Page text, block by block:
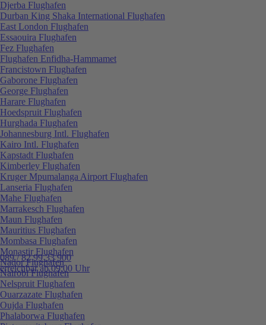
089 / 82 99 33 900
erreichbar ab 09:00 Uhr
Djerba Flughafen
Durban King Shaka International Flughafen
East London Flughafen
Essaouira Flughafen
Fez Flughafen
Flughafen Enfidha-Hammamet
Francistown Flughafen
Gaborone Flughafen
George Flughafen
Harare Flughafen
Hoedspruit Flughafen
Hurghada Flughafen
Johannesburg Intl. Flughafen
Kairo Intl. Flughafen
Kapstadt Flughafen
Kimberley Flughafen
Kruger Mpumalanga Airport Flughafen
Lanseria Flughafen
Mahe Flughafen
Marrakesch Flughafen
Maun Flughafen
Mauritius Flughafen
Mombasa Flughafen
Monastir Flughafen
Nador Flughafen
Nairobi Flughafen
Nelspruit Flughafen
Ouarzazate Flughafen
Oujda Flughafen
Phalaborwa Flughafen